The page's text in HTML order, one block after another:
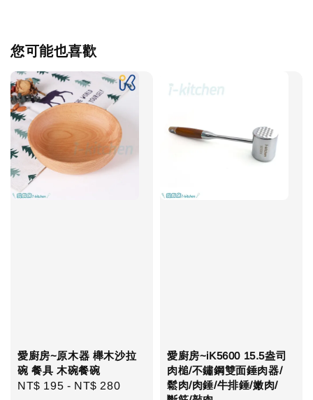
您可能也喜歡
愛廚房~原木器 櫸木沙拉
碗 餐具 木碗餐碗
Regular
NT$ 195 - NT$ 280
愛廚房~iK5600 15.5盎司
肉槌/不鏽鋼雙面錘肉器/
鬆肉/肉錘/牛排錘/嫩肉/